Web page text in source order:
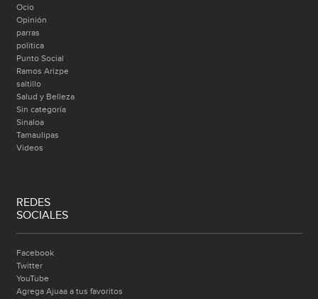
Ocio
Opinión
parras
politica
Punto Social
Ramos Arizpe
saltillo
Salud y Belleza
Sin categoría
Sinaloa
Tamaulipas
Videos
REDES
SOCIALES
Facebook
Twitter
YouTube
Agrega Ajuaa a tus favoritos